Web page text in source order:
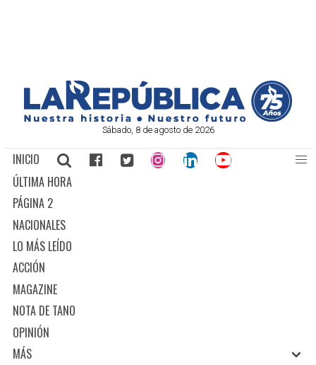
Sábado, 8 de agosto de 2026
INICIO
ÚLTIMA HORA
PÁGINA 2
NACIONALES
LO MÁS LEÍDO
ACCIÓN
MAGAZINE
NOTA DE TANO
OPINIÓN
MÁS